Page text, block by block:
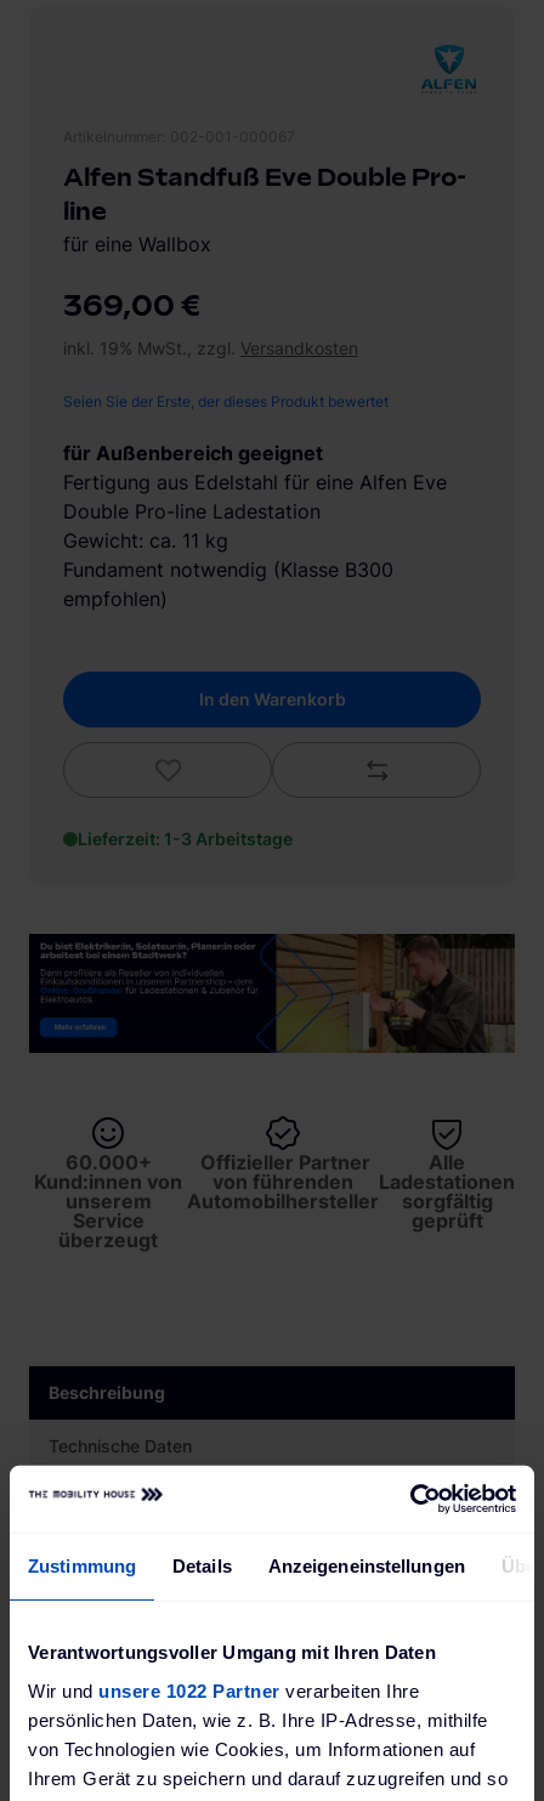
Zustimmung Details Anzeigeneinstellungen
Verantwortungsvoller Umgang mit Ihren Daten
Wir und unsere 1022 Partner verarbeiten Ihre
persönlichen Daten, wie z. B. Ihre IP-Adresse, mithilfe
von Technologien wie Cookies, um Informationen auf
Ihrem Gerät zu speichern und darauf zuzugreifen und so
369,00 €
inkl. 19% MwSt., zzgl. Versandkosten
Seien Sie der Erste, der dieses Produkt bewertet
für Außenbereich geeignet
Fertigung aus Edelstahl für eine Alfen Eve
Double Pro-line Ladestation
Gewicht: ca. 11 kg
Fundament notwendig (Klasse B300
empfohlen)
In den Warenkorb
Lieferzeit: 1-3 Arbeitstage
Alfen Standfuß Eve Double Pro-
line
für eine Wallbox
60.000+
Kund:innen von
unserem
Service
überzeugt
Offizieller Partner
von führenden
Automobilhersteller
Alle
Ladestationen
sorgfältig
geprüft
Beschreibung
Technische Daten
Bewertungen
Dieser Standfuß passt direkt
zu Ihrer Alfen Eve Double Pro-
line Ladestation und
ermöglicht Ihnen auch, die